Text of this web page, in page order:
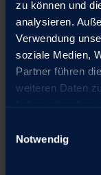
zu können und
analysieren.
Verwendung
soziale Medien,
Partner führen
weiteren Daten
Notwendig
Motor
eigener